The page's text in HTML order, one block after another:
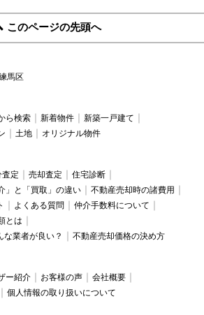
このページの先頭へ
馬区
ら検索 新着物件
新築一戸建て
土地 オリジナル物件
定 売却査定
住宅診断
」と「買取」の違い
不動産売却時の諸費用
よくある質問
仲介手数料について
とは
な業者が良い？
不動産売却価格の決め方
ー紹介 お客様の声
会社概要
個人情報の取り扱いについて